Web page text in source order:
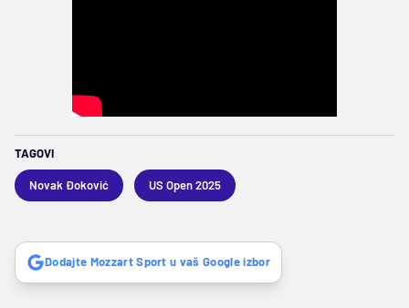
TAGOVI
Novak Đoković US Open 2025
Dodajte Mozzart Sport u vaš Google izbor